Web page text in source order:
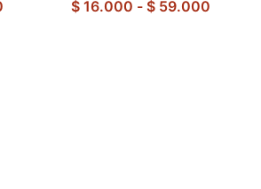
$ 16.000 - $ 59.000